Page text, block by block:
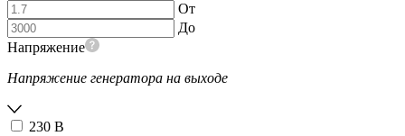
От
До
Напряжение
Напряжение генератора на выходе
230 В